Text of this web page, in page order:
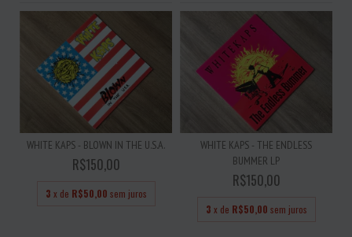
WHITE KAPS - BLOWN IN THE U.S.A.
R$150,00
3 x de R$50,00 sem juros
WHITE KAPS - THE ENDLESS
BUMMER LP
R$150,00
3 x de R$50,00 sem juros